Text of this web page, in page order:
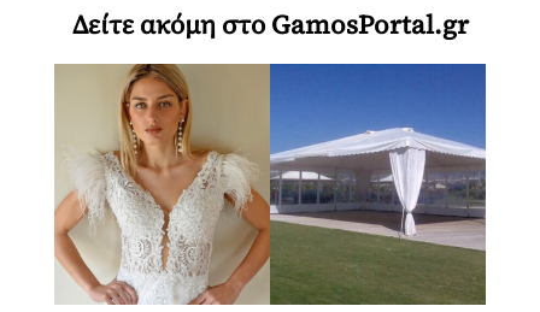
Δείτε ακόμη στο GamosPortal.gr